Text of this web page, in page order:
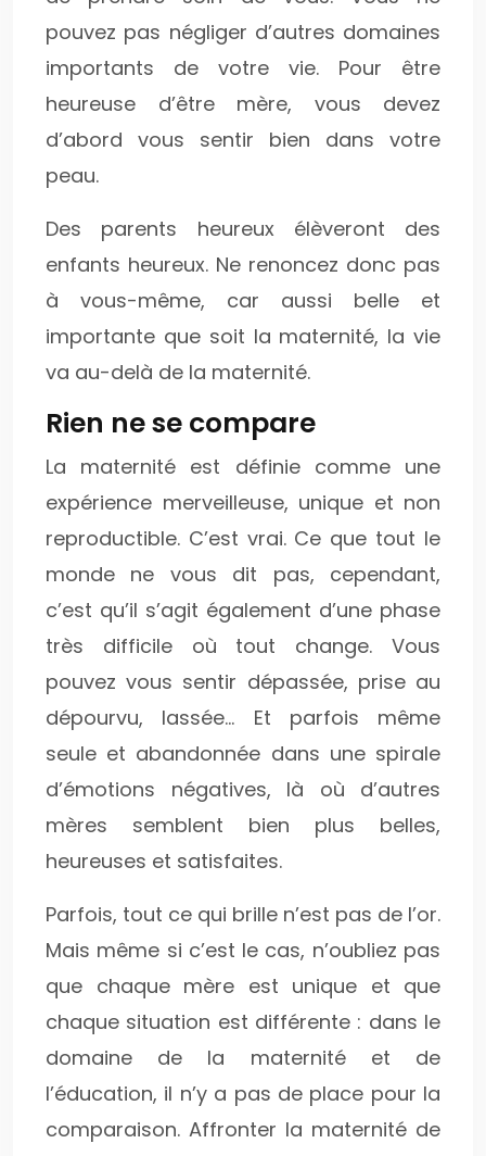
pouvez pas négliger d’autres domaines
importants de votre vie. Pour être
heureuse d’être mère, vous devez
d’abord vous sentir bien dans votre
peau.
Des parents heureux élèveront des
enfants heureux. Ne renoncez donc pas
à vous-même, car aussi belle et
importante que soit la maternité, la vie
va au-delà de la maternité.
Rien ne se compare
La maternité est définie comme une
expérience merveilleuse, unique et non
reproductible. C’est vrai. Ce que tout le
monde ne vous dit pas, cependant,
c’est qu’il s’agit également d’une phase
très difficile où tout change. Vous
pouvez vous sentir dépassée, prise au
dépourvu, lassée… Et parfois même
seule et abandonnée dans une spirale
d’émotions négatives, là où d’autres
mères semblent bien plus belles,
heureuses et satisfaites.
Parfois, tout ce qui brille n’est pas de l’or.
Mais même si c’est le cas, n’oubliez pas
que chaque mère est unique et que
chaque situation est différente : dans le
domaine de la maternité et de
l’éducation, il n’y a pas de place pour la
comparaison. Affronter la maternité de